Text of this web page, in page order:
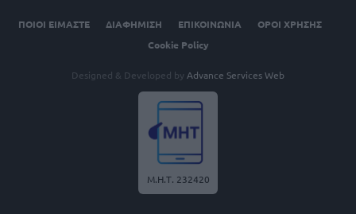
ΠΟΙΟΙ ΕΙΜΑΣΤΕ ΔΙΑΦΗΜΙΣΗ ΕΠΙΚΟΙΝΩΝΙΑ
ΟΡΟΙ ΧΡΗΣΗΣ
Cookie Policy
Designed & Developed by Advance Services Web
Μ.Η.Τ. 232420